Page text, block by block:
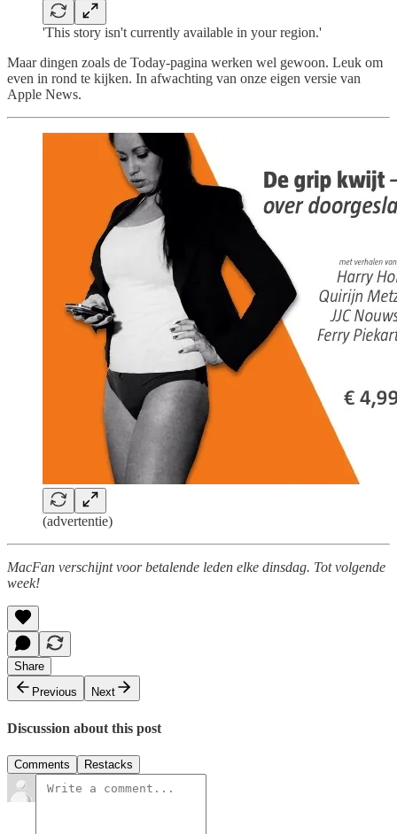
'This story isn't currently available in your region.'
Maar dingen zoals de Today-pagina werken wel gewoon. Leuk om
even in rond te kijken. In afwachting van onze eigen versie van
Apple News.
(advertentie)
MacFan verschijnt voor betalende leden elke dinsdag. Tot volgende
week!
Share
Previous
Next
Discussion about this post
Comments Restacks